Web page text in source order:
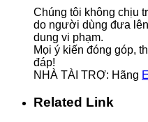
Chúng tôi không chịu
do người dùng đưa
dung vi phạm.
Mọi ý kiến đóng góp,
đáp!
NHÀ TÀI TRỢ: Hãng
Related Link